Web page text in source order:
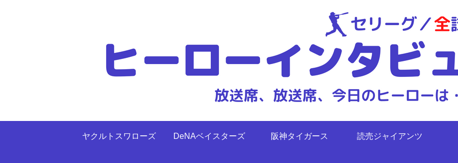
ヤクルトスワローズ DeNAベイスターズ 阪神タイガース 読売ジャイアンツ